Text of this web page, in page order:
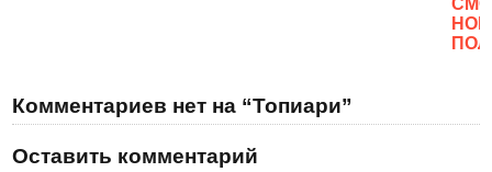
Комментариев нет на “Топиари”
Оставить комментарий